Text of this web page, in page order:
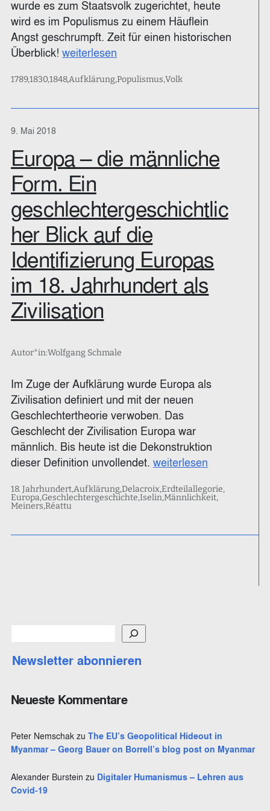
wurde es zum Staatsvolk zugerichtet, heute
wird es im Populismus zu einem Häuflein
Angst geschrumpft. Zeit für einen historischen
Überblick! weiterlesen
178918301848Aufklärung Populismus Volk
9. Mai 2018
Europa – die männliche
Form. Ein
geschlechtergeschichtlic
her Blick auf die
Identifizierung Europas
im 18. Jahrhundert als
Zivilisation
Autor*in:Wolfgang Schmale
Im Zuge der Aufklärung wurde Europa als
Zivilisation definiert und mit der neuen
Geschlechtertheorie verwoben. Das
Geschlecht der Zivilisation Europa war
männlich. Bis heute ist die Dekonstruktion
dieser Definition unvollendet. weiterlesen
18. JahrhundertAufklärung DelacroixErdteilallegorie
Europa Geschlechtergeschichte IselinMännlichkeit
Meiners Réattu
u
c
n
Newsletter abonnieren
Neueste Kommentare
Peter Nemschak zu The EU’s Geopolitical Hideout in
Myanmar – Georg Bauer on Borrell’s blog post on Myanmar
Alexander Burstein zu Digitaler Humanismus – Lehren aus
Covid-19